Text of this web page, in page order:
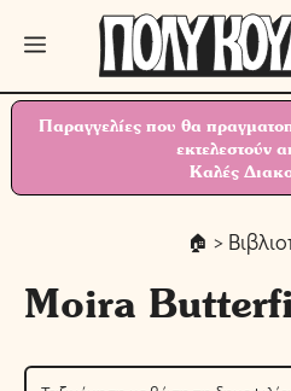
Μετάβαση
περιεχόμενο
Μενού
Παραγγελίες που θα
εκτελεστούν
Καλές
>
Moira